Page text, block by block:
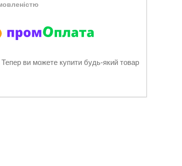
Тепер ви можете купити будь-який товар